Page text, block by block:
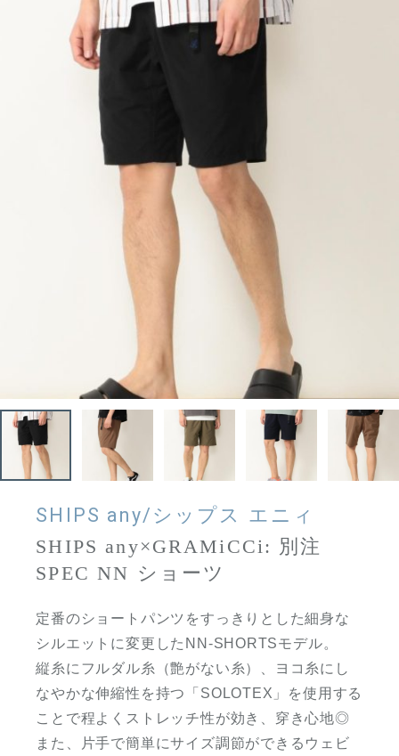
SHIPS any/シップス エニィ
SHIPS any×GRAMiCCi: 別注
SPEC NN ショーツ
定番のショートパンツをすっきりとした細身な
シルエットに変更したNN-SHORTSモデル。
縦糸にフルダル糸（艶がない糸）、ヨコ糸にし
なやかな伸縮性を持つ「SOLOTEX」を使用する
ことで程よくストレッチ性が効き、穿き心地◎
また、片手で簡単にサイズ調節ができるウェビ